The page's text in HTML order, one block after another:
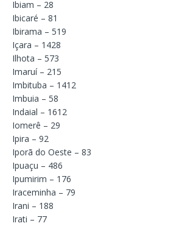
Ibiam – 28
Ibicaré – 81
Ibirama – 519
Içara – 1428
Ilhota – 573
Imaruí – 215
Imbituba – 1412
Imbuia – 58
Indaial – 1612
Iomerê – 29
Ipira – 92
Iporã do Oeste – 83
Ipuaçu – 486
Ipumirim – 176
Iraceminha – 79
Irani – 188
Irati – 77